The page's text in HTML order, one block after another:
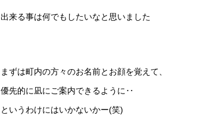
出来る事は何でもしたいなと思いました
まずは町内の方々のお名前とお顔を覚えて、
優先的に凪にご案内できるように‥
というわけにはいかないかー(笑)